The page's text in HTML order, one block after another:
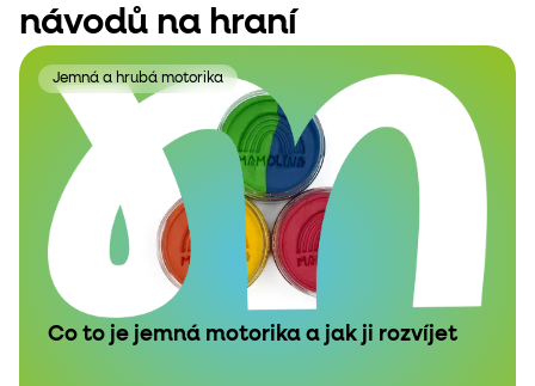
návodů na hraní
Jemná a hrubá motorika
Co to je jemná motorika a jak ji rozvíjet